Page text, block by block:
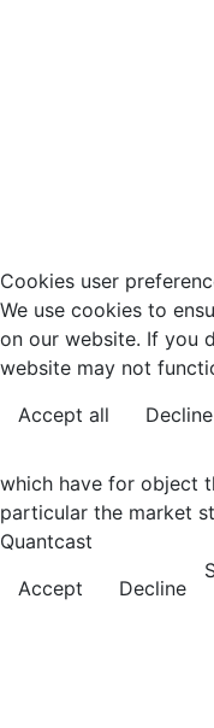
Cookies user
We use cookies to
on our website. If you
website may not
Accept all
which have for object
particular the market
Quantcast
Accept
Decline